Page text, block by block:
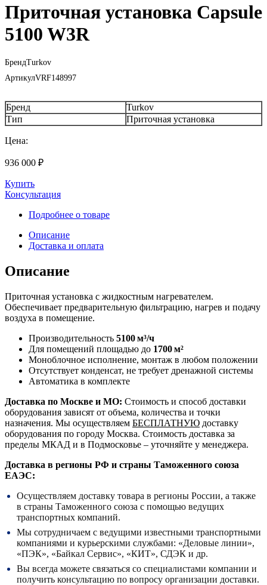
Приточная установка Capsule
5100 W3R
БрендTurkov
АртикулVRF148997
Бренд
Turkov
Тип
Приточная установка
Цена:
936 000 ₽
Купить
Консультация
Подробнее о товаре
Описание
Доставка и оплата
Описание
Приточная установка с жидкостным нагревателем.
Обеспечивает предварительную фильтрацию, нагрев и подачу
воздуха в помещение.
Производительность 5100 м³/ч
Для помещений площадью до 1700 м²
Моноблочное исполнение, монтаж в любом положении
Отсутствует конденсат, не требует дренажной системы
Автоматика в комплекте
Доставка по Москве и МО: Стоимость и способ доставки
оборудования зависят от объема, количества и точки
назначения. Мы осуществляем БЕСПЛАТНУЮ доставку
оборудования по городу Москва. Стоимость доставка за
пределы МКАД и в Подмосковье – уточняйте у менеджера.
Доставка в регионы РФ и страны Таможенного союза
ЕАЭС:
Осуществляем доставку товара в регионы России, а также
в страны Таможенного союза с помощью ведущих
транспортных компаний.
Мы сотрудничаем с ведущими известными транспортными
компаниями и курьерскими службами: «Деловые линии»,
«ПЭК», «Байкал Сервис», «КИТ», СДЭК и др.
Вы всегда можете связаться со специалистами компании и
получить консультацию по вопросу организации доставки.